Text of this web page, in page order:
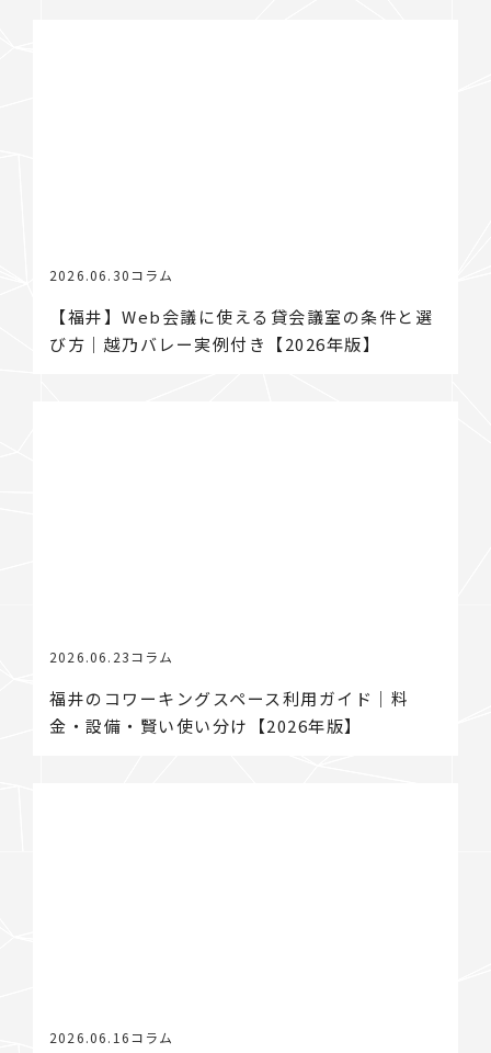
2026.06.30コラム
【福井】Web会議に使える貸会議室の条件と選
び方｜越乃バレー実例付き【2026年版】
2026.06.23コラム
福井のコワーキングスペース利用ガイド｜料
金・設備・賢い使い分け【2026年版】
2026.06.16コラム